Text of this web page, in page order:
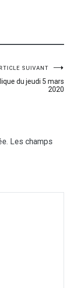
SUIVANT
du jeudi 5 mars
2020
Les champs